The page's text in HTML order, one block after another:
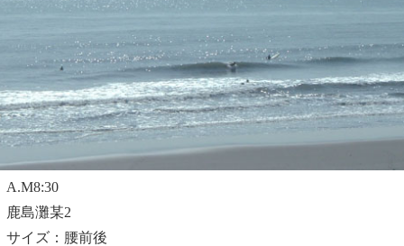
A.M8:30
鹿島灘某2
サイズ：腰前後